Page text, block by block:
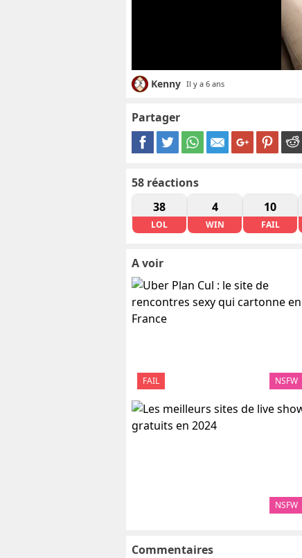
Kenny Il y a 6 ans
Partager
58 réactions
38
LOL
4
WIN
10
FAIL
A voir
FAIL NSFW
NSFW
Commentaires